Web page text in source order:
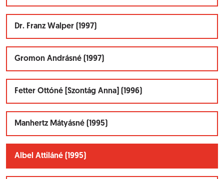
Dr. Franz Walper (1997)
Gromon Andrásné (1997)
Fetter Ottóné [Szontág Anna] (1996)
Manhertz Mátyásné (1995)
Albel Attiláné (1995)